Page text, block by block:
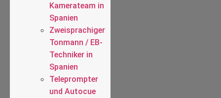
Kamerateam in
Spanien
Zweisprachiger
Tonmann / EB-
Techniker in
Spanien
Teleprompter
und Autocue